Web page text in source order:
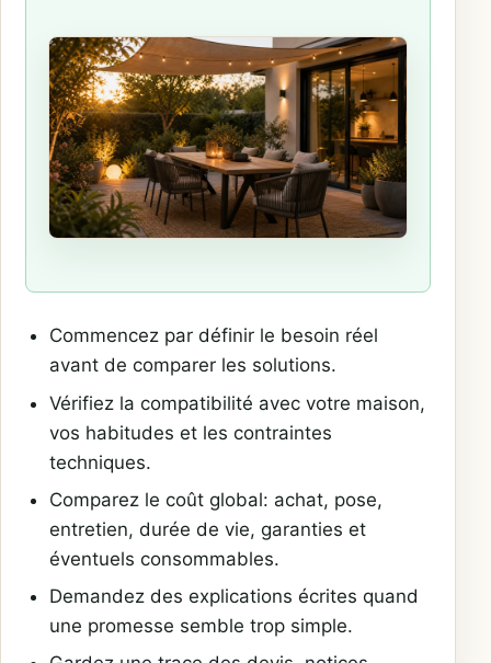
Commencez par définir le besoin réel
avant de comparer les solutions.
Vérifiez la compatibilité avec votre maison,
vos habitudes et les contraintes
techniques.
Comparez le coût global: achat, pose,
entretien, durée de vie, garanties et
éventuels consommables.
Demandez des explications écrites quand
une promesse semble trop simple.